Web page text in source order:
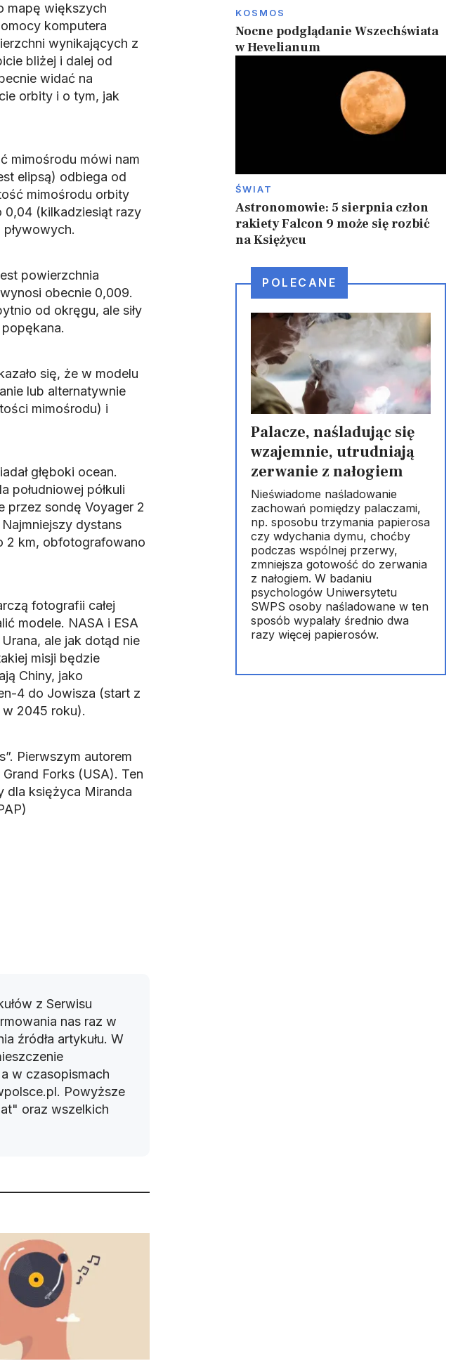
mapę większych
komputera
wynikających z
bliżej i dalej od
widać na
orbity i o tym, jak
mimośrodu mówi nam
elipsą) odbiega od
mimośrodu orbity
0,04 (kilkadziesiąt razy
powierzchnia
obecnie 0,009.
od okręgu, ale siły
się, że w modelu
lub alternatywnie
mimośrodu) i
głęboki ocean.
południowej półkuli
przez sondę Voyager 2
dystans
2 km, obfotografowano
fotografii całej
modele. NASA i ESA
ale jak dotąd nie
misji będzie
Chiny, jako
4 do Jowisza (start z
w 2045 roku).
Pierwszym autorem
Forks (USA). Ten
dla księżyca Miranda
z Serwisu
nas raz w
źródła artykułu. W
w czasopismach
Powyższe
oraz wszelkich
KOSMOS
Nocne podglądanie Wszechświata
w Hevelianum
ŚWIAT
Astronomowie: 5 sierpnia człon
rakiety Falcon 9 może się rozbić
na Księżycu
POLECANE
Palacze, naśladując się
wzajemnie, utrudniają
zerwanie z nałogiem
Nieświadome naśladowanie
zachowań pomiędzy palaczami,
np. sposobu trzymania papierosa
czy wdychania dymu, choćby
podczas wspólnej przerwy,
zmniejsza gotowość do zerwania
z nałogiem. W badaniu
psychologów Uniwersytetu
SWPS osoby naśladowane w ten
sposób wypalały średnio dwa
razy więcej papierosów.